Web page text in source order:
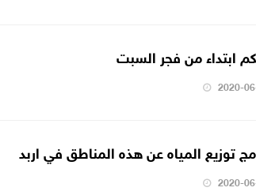
ابتداء من فجر السبت
2020-
توزيع المياه عن هذه المناطق في اربد
2020-